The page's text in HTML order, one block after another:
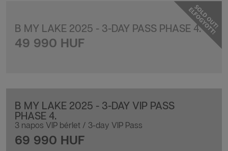
B MY LAKE 2025 - 3-DAY PASS PHASE 4.
49 990 HUF
B MY LAKE 2025 - 3-DAY VIP PASS
PHASE 4.
3 napos VIP bérlet / 3-day VIP Pass
69 990 HUF